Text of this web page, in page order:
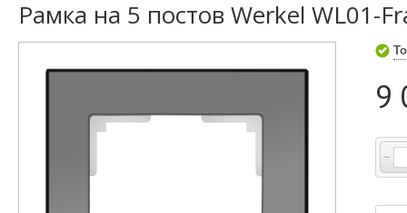
Рамка на 5 постов Werkel WL01-
9